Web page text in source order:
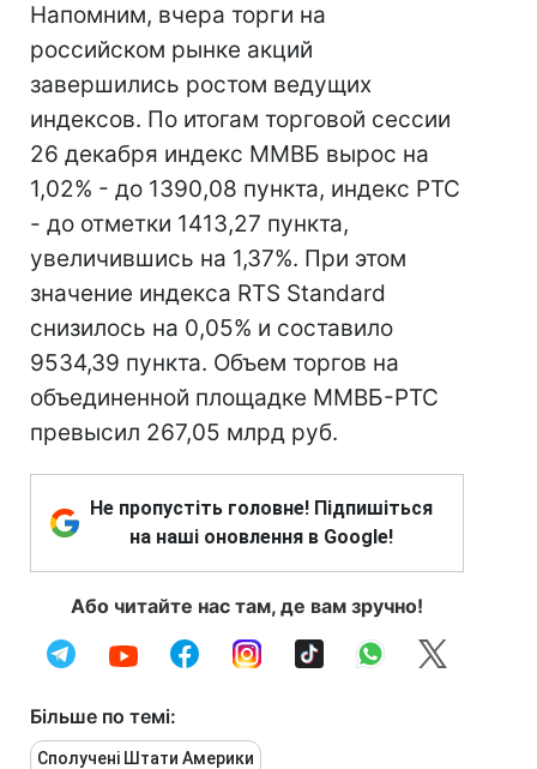
Напомним, вчера торги на
российском рынке акций
завершились ростом ведущих
индексов. По итогам торговой сессии
26 декабря индекс ММВБ вырос на
1,02% - до 1390,08 пункта, индекс РТС
- до отметки 1413,27 пункта,
увеличившись на 1,37%. При этом
значение индекса RTS Standard
снизилось на 0,05% и составило
9534,39 пункта. Объем торгов на
объединенной площадке ММВБ-РТС
превысил 267,05 млрд руб.
Не пропустіть головне! Підпишіться
на наші оновлення в Google!
Або читайте нас там, де вам зручно!
Більше по темі:
Сполучені Штати Америки